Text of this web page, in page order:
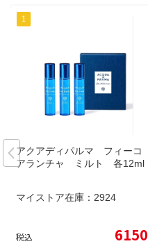
アクアディパルマ フィーコ
アランチャ ミルト 各12ml
マイストア在庫： 2924
税込 6150